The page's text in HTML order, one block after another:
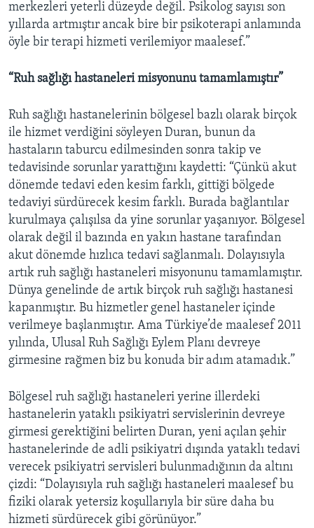
merkezleri yeterli düzeyde değil. Psikolog sayısı son
yıllarda artmıştır ancak bire bir psikoterapi anlamında
öyle bir terapi hizmeti verilemiyor maalesef.”
“Ruh sağlığı hastaneleri misyonunu tamamlamıştır”
Ruh sağlığı hastanelerinin bölgesel bazlı olarak birçok
ile hizmet verdiğini söyleyen Duran, bunun da
hastaların taburcu edilmesinden sonra takip ve
tedavisinde sorunlar yarattığını kaydetti: “Çünkü akut
dönemde tedavi eden kesim farklı, gittiği bölgede
tedaviyi sürdürecek kesim farklı. Burada bağlantılar
kurulmaya çalışılsa da yine sorunlar yaşanıyor. Bölgesel
olarak değil il bazında en yakın hastane tarafından
akut dönemde hızlıca tedavi sağlanmalı. Dolayısıyla
artık ruh sağlığı hastaneleri misyonunu tamamlamıştır.
Dünya genelinde de artık birçok ruh sağlığı hastanesi
kapanmıştır. Bu hizmetler genel hastaneler içinde
verilmeye başlanmıştır. Ama Türkiye’de maalesef 2011
yılında, Ulusal Ruh Sağlığı Eylem Planı devreye
girmesine rağmen biz bu konuda bir adım atamadık.”
Bölgesel ruh sağlığı hastaneleri yerine illerdeki
hastanelerin yataklı psikiyatri servislerinin devreye
girmesi gerektiğini belirten Duran, yeni açılan şehir
hastanelerinde de adli psikiyatri dışında yataklı tedavi
verecek psikiyatri servisleri bulunmadığının da altını
çizdi: “Dolayısıyla ruh sağlığı hastaneleri maalesef bu
fiziki olarak yetersiz koşullarıyla bir süre daha bu
hizmeti sürdürecek gibi görünüyor.”